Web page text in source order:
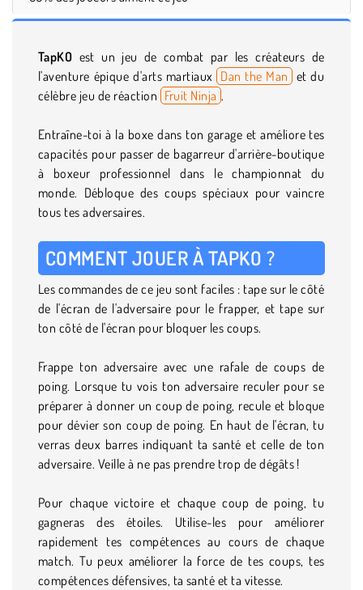
TapKO est un jeu de combat par les créateurs de
l'aventure épique d'arts martiaux Dan the Man et du
célèbre jeu de réaction Fruit Ninja .
Entraîne-toi à la boxe dans ton garage et améliore tes
capacités pour passer de bagarreur d'arrière-boutique
à boxeur professionnel dans le championnat du
monde. Débloque des coups spéciaux pour vaincre
tous tes adversaires.
COMMENT JOUER À TAPKO ?
Les commandes de ce jeu sont faciles : tape sur le côté
de l'écran de l'adversaire pour le frapper, et tape sur
ton côté de l'écran pour bloquer les coups.
Frappe ton adversaire avec une rafale de coups de
poing. Lorsque tu vois ton adversaire reculer pour se
préparer à donner un coup de poing, recule et bloque
pour dévier son coup de poing. En haut de l'écran, tu
verras deux barres indiquant ta santé et celle de ton
adversaire. Veille à ne pas prendre trop de dégâts !
Pour chaque victoire et chaque coup de poing, tu
gagneras des étoiles. Utilise-les pour améliorer
rapidement tes compétences au cours de chaque
match. Tu peux améliorer la force de tes coups, tes
compétences défensives, ta santé et ta vitesse.